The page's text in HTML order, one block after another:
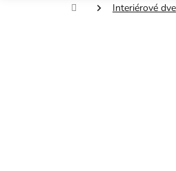
DomovInteriérové